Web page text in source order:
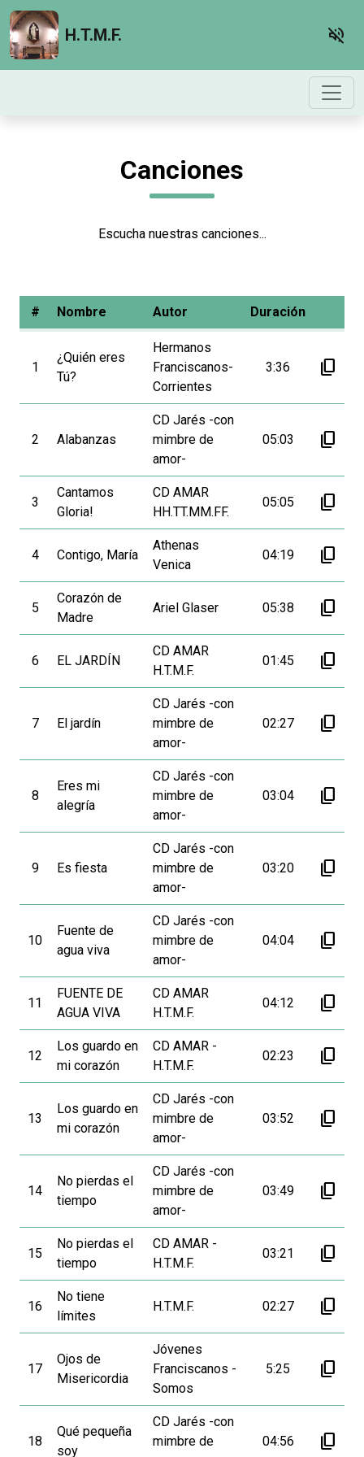
H.T.M.F. volume_off
Canciones
Escucha nuestras canciones...
# Nombre Autor Duración
1
¿Quién eres
Tú?
Hermanos
Franciscanos-
Corrientes
3:36 content_copy
2 Alabanzas
CD Jarés -con
mimbre de
amor-
05:03 content_copy
3
Cantamos
Gloria!
CD AMAR
HH.TT.MM.FF.
05:05 content_copy
4 Contigo, María
Athenas
Venica
04:19 content_copy
5
Corazón de
Madre
Ariel Glaser 05:38 content_copy
6 EL JARDÍN
CD AMAR
H.T.M.F.
01:45 content_copy
7 El jardín
CD Jarés -con
mimbre de
amor-
02:27 content_copy
8
Eres mi
alegría
CD Jarés -con
mimbre de
amor-
03:04 content_copy
9 Es fiesta
CD Jarés -con
mimbre de
amor-
03:20 content_copy
10
Fuente de
agua viva
CD Jarés -con
mimbre de
amor-
04:04 content_copy
11
FUENTE DE
AGUA VIVA
CD AMAR
H.T.M.F.
04:12 content_copy
12
Los guardo en
mi corazón
CD AMAR -
H.T.M.F.
02:23 content_copy
13
Los guardo en
mi corazón
CD Jarés -con
mimbre de
amor-
03:52 content_copy
14
No pierdas el
tiempo
CD Jarés -con
mimbre de
amor-
03:49 content_copy
15
No pierdas el
tiempo
CD AMAR -
H.T.M.F.
03:21 content_copy
16
No tiene
límites
H.T.M.F. 02:27 content_copy
17
Ojos de
Misericordia
Jóvenes
Franciscanos -
Somos
5:25 content_copy
18
Qué pequeña
soy
CD Jarés -con
mimbre de
04:56 content_copy